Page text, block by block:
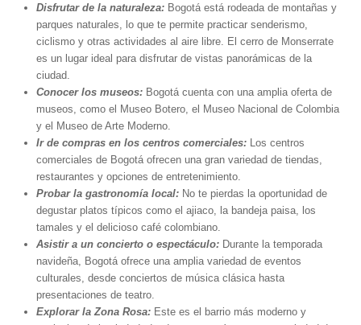
Disfrutar de la naturaleza: Bogotá está rodeada de montañas y
parques naturales, lo que te permite practicar senderismo,
ciclismo y otras actividades al aire libre. El cerro de Monserrate
es un lugar ideal para disfrutar de vistas panorámicas de la
ciudad.
Conocer los museos: Bogotá cuenta con una amplia oferta de
museos, como el Museo Botero, el Museo Nacional de Colombia
y el Museo de Arte Moderno.
Ir de compras en los centros comerciales: Los centros
comerciales de Bogotá ofrecen una gran variedad de tiendas,
restaurantes y opciones de entretenimiento.
Probar la gastronomía local: No te pierdas la oportunidad de
degustar platos típicos como el ajiaco, la bandeja paisa, los
tamales y el delicioso café colombiano.
Asistir a un concierto o espectáculo: Durante la temporada
navideña, Bogotá ofrece una amplia variedad de eventos
culturales, desde conciertos de música clásica hasta
presentaciones de teatro.
Explorar la Zona Rosa: Este es el barrio más moderno y